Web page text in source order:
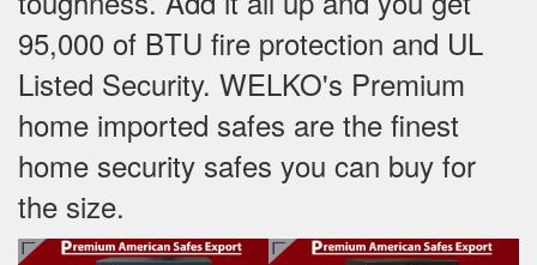
95,000 of BTU fire protection and UL
Listed Security. WELKO's Premium
home imported safes are the finest
home security safes you can buy for
the size.